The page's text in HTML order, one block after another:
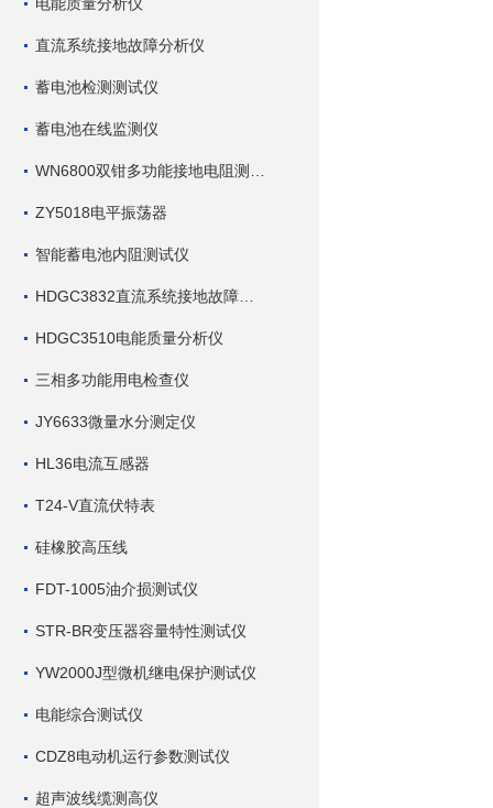
直流系统接地故障分析仪
蓄电池检测测试仪
蓄电池在线监测仪
ZY5018电平振荡器
智能蓄电池内阻测试仪
HDGC3510电能质量分析仪
三相多功能用电检查仪
JY6633微量水分测定仪
HL36电流互感器
T24-V直流伏特表
硅橡胶高压线
FDT-1005油介损测试仪
STR-BR变压器容量特性测试仪
YW2000J型微机继电保护测试仪
电能综合测试仪
CDZ8电动机运行参数测试仪
超声波线缆测高仪